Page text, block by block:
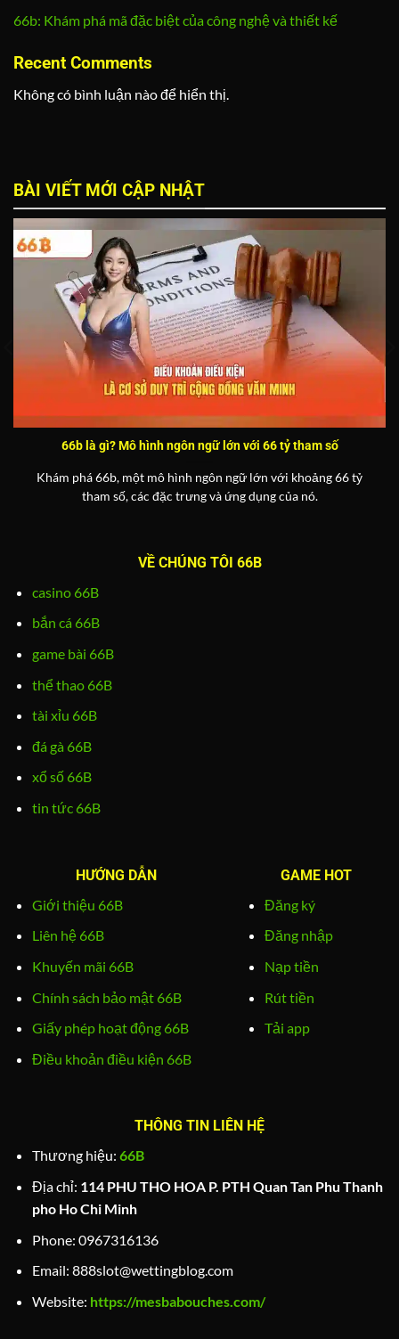
66b: Khám phá mã đặc biệt của công nghệ và thiết kế
Recent Comments
Không có bình luận nào để hiển thị.
BÀI VIẾT MỚI CẬP NHẬT
66b là gì? Mô hình ngôn ngữ lớn với 66 tỷ tham số
Khám phá 66b, một mô hình ngôn ngữ lớn với khoảng 66 tỷ
tham số, các đặc trưng và ứng dụng của nó.
VỀ CHÚNG TÔI 66B
casino 66B
bắn cá 66B
game bài 66B
thể thao 66B
tài xỉu 66B
đá gà 66B
xổ số 66B
tin tức 66B
HƯỚNG DẪN
Giới thiệu 66B
Liên hệ 66B
Khuyến mãi 66B
Chính sách bảo mật 66B
Giấy phép hoạt động 66B
Điều khoản điều kiện 66B
GAME HOT
Đăng ký
Đăng nhập
Nạp tiền
Rút tiền
Tải app
THÔNG TIN LIÊN HỆ
Thương hiệu: 66B
Địa chỉ: 114 PHU THO HOA P. PTH Quan Tan Phu Thanh
pho Ho Chi Minh
Phone: 0967316136
Email: 888slot@wettingblog.com
Website: https://mesbabouches.com/